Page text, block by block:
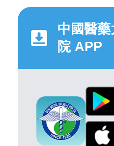
中國醫
院 APP